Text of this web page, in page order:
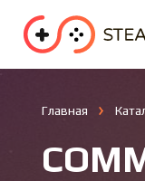
Спорт
Главная